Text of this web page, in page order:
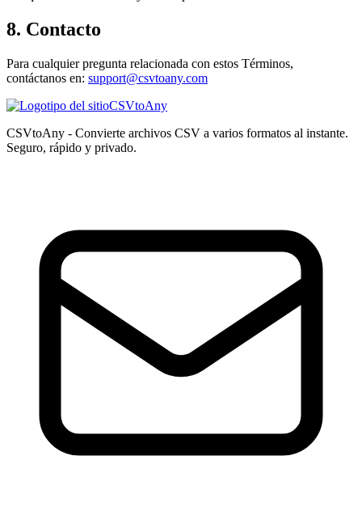
8. Contacto
Para cualquier pregunta relacionada con estos Términos,
contáctanos en: support@csvtoany.com
CSVtoAny
CSVtoAny - Convierte archivos CSV a varios formatos al instante.
Seguro, rápido y privado.